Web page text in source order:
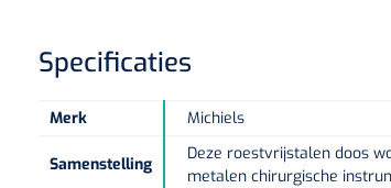
Specificaties
Merk Michiels
Samenstelling
Deze roestvrijstalen doos
metalen chirurgische